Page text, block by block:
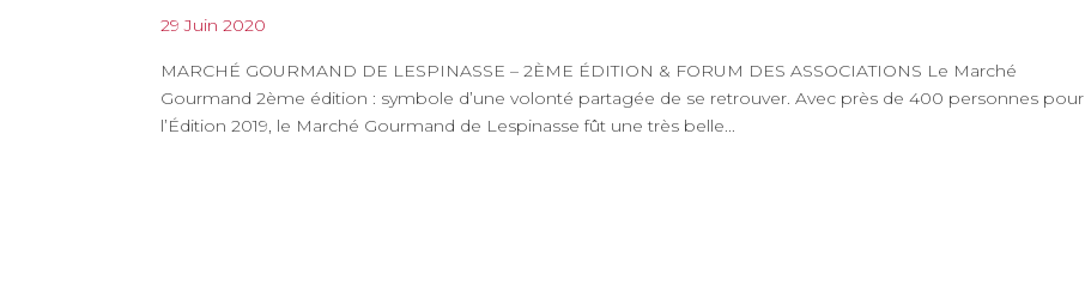
29 Juin 2020
MARCHÉ GOURMAND DE LESPINASSE – 2ÈME ÉDITION & FORUM DES ASSOCIATIONS Le Marché
Gourmand 2ème édition : symbole d’une volonté partagée de se retrouver. Avec près de 400 personnes pour
l’Édition 2019, le Marché Gourmand de Lespinasse fût une très belle...